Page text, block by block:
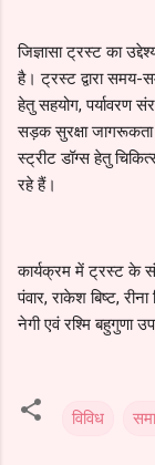
जिज्ञासा ट्रस्ट का
है। ट्रस्ट द्वारा समय-
हेतु सहयोग, पर्यावरण
सड़क सुरक्षा जागरूकता
स्ट्रीट डॉग्स हेतु
रहे हैं।
कार्यक्रम में ट्रस्ट के
पंवार, राकेश बिष्ट,
नेगी एवं रश्मि बहुगुणा
विविध